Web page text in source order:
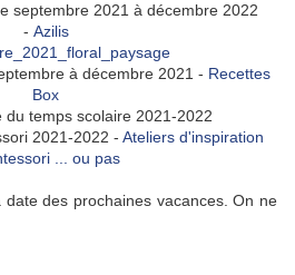
septembre 2021 à décembre 2022
- Azilis
à décembre 2021 - Recettes
Box
2021-2022 - Ateliers d'inspiration
... ou pas
des prochaines vacances. On ne